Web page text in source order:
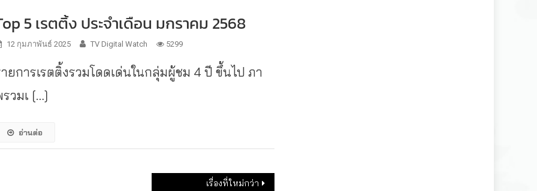
5 เรตติ้ง ประจำเดือน มกราคม 2568
12 กุมภาพันธ์ 2025 TV Digital Watch 5299
ยการเรตติ้งรวมโดดเด่นในกลุ่มผู้ชม 4 ปี ขึ้นไป ภา
วมเ […]
อ่านต่อ
เรื่องที่ใหม่กว่า